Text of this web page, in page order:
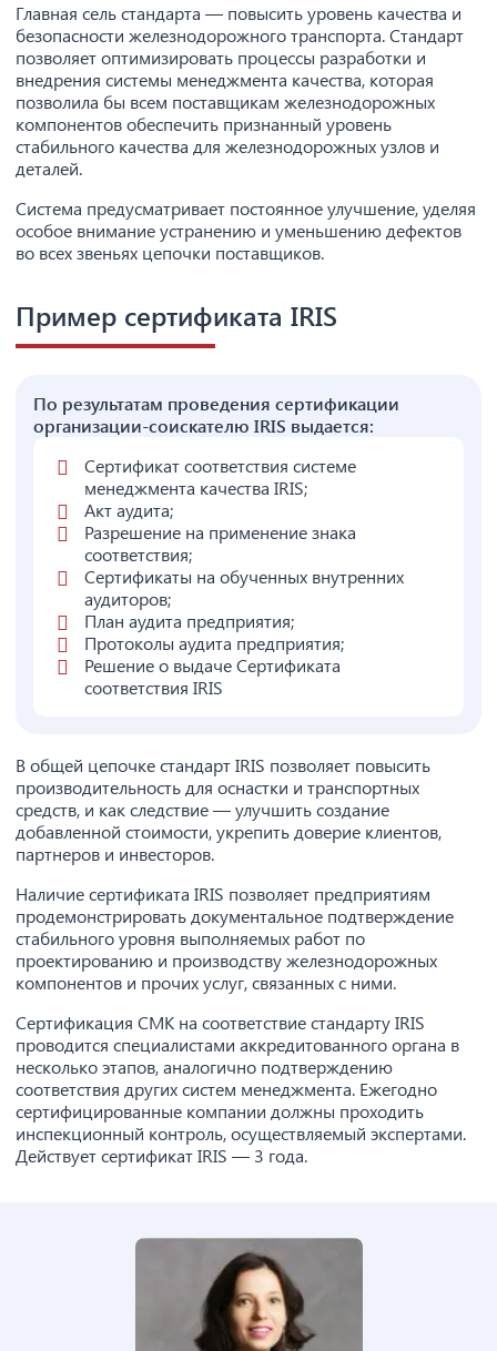
Главная сель стандарта — повысить уровень качества и
безопасности железнодорожного транспорта. Стандарт
позволяет оптимизировать процессы разработки и
внедрения системы менеджмента качества, которая
позволила бы всем поставщикам железнодорожных
компонентов обеспечить признанный уровень
стабильного качества для железнодорожных узлов и
деталей.
Система предусматривает постоянное улучшение, уделяя
особое внимание устранению и уменьшению дефектов
во всех звеньях цепочки поставщиков.
Пример сертификата IRIS
По результатам проведения сертификации
организации-соискателю IRIS выдается:
Сертификат соответствия системе
менеджмента качества IRIS;
Акт аудита;
Разрешение на применение знака
соответствия;
Сертификаты на обученных внутренних
аудиторов;
План аудита предприятия;
Протоколы аудита предприятия;
Решение о выдаче Сертификата
соответствия IRIS
В общей цепочке стандарт IRIS позволяет повысить
производительность для оснастки и транспортных
средств, и как следствие — улучшить создание
добавленной стоимости, укрепить доверие клиентов,
партнеров и инвесторов.
Наличие сертификата IRIS позволяет предприятиям
продемонстрировать документальное подтверждение
стабильного уровня выполняемых работ по
проектированию и производству железнодорожных
компонентов и прочих услуг, связанных с ними.
Сертификация СМК на соответствие стандарту IRIS
проводится специалистами аккредитованного органа в
несколько этапов, аналогично подтверждению
соответствия других систем менеджмента. Ежегодно
сертифицированные компании должны проходить
инспекционный контроль, осуществляемый экспертами.
Действует сертификат IRIS — 3 года.